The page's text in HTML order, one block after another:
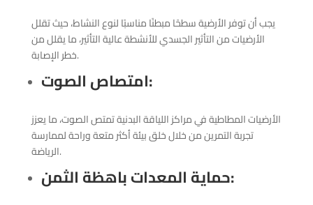
يجب أن توفر الأرضية سطحًا مبطنًا مناسبًا لنوع النشاط، حيث تقلل
الأرضيات من التأثير الجسدي للأنشطة عالية التأثير، ما يقلل من
خطر الإصابة.
امتصاص الصوت:
الأرضيات المطاطية في مراكز اللياقة البدنية تمتص الصوت، ما يعزز
تجربة التمرين من خلال خلق بيئة أكثر متعة وراحة لممارسة
الرياضة.
حماية المعدات باهظة الثمن: